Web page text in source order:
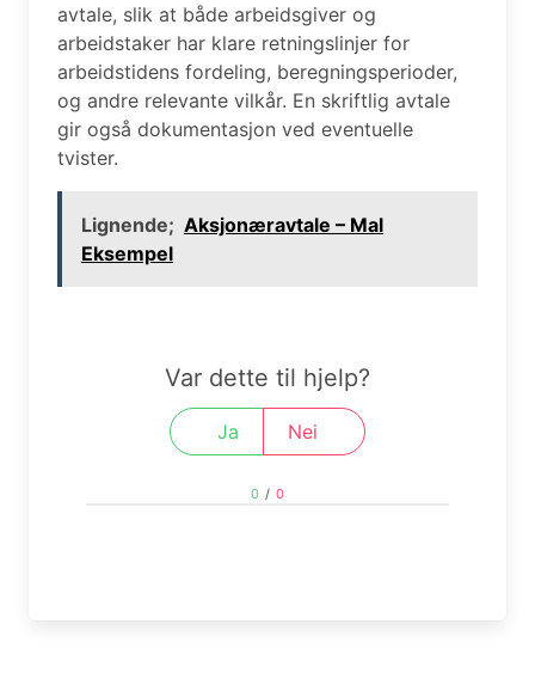
avtale, slik at både arbeidsgiver og
arbeidstaker har klare retningslinjer for
arbeidstidens fordeling, beregningsperioder,
og andre relevante vilkår. En skriftlig avtale
gir også dokumentasjon ved eventuelle
tvister.
Lignende; Aksjonæravtale – Mal
Eksempel
Var dette til hjelp?
Ja Nei
0 / 0